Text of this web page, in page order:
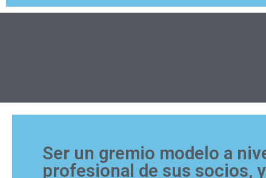
Ser un gremio modelo a
profesional de sus socios,